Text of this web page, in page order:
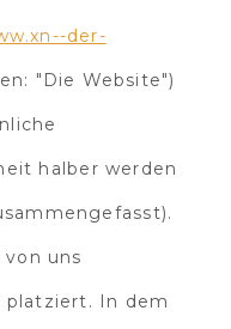
der-
"Die Website")
halber werden
von uns
In dem